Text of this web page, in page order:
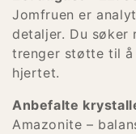
i
n
g
:
Jomfruen er
detaljer. Du søker
trenger støtte til å
hjertet.
Anbefalte
Amazonite –